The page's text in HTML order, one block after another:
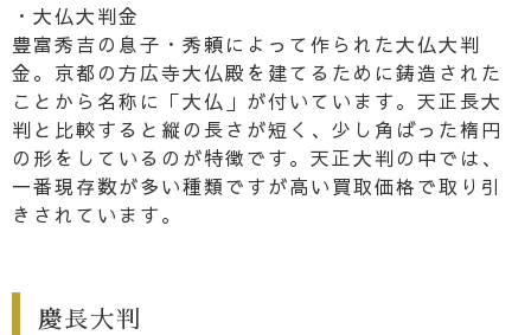
・大仏大判金
豊富秀吉の息子・秀頼によって作られた大仏大判
金。京都の方広寺大仏殿を建てるために鋳造された
ことから名称に「大仏」が付いています。天正長大
判と比較すると縦の長さが短く、少し角ばった楕円
の形をしているのが特徴です。天正大判の中では、
一番現存数が多い種類ですが高い買取価格で取り引
きされています。
慶長大判